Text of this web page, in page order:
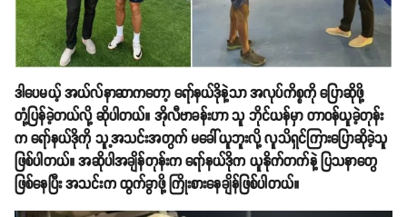
ဒါပေမယ့် အယ်လ်နာဆာကတော့ ရော်နယ်ဒိုနဲ့သာ အလုပ်ကိစ္စကို ပြောဆိုဖို့
တုံ့ပြန်ခဲ့တယ်လို့ ဆိုပါတယ်။ အိုလီဗာခန်းဟာ သူ ဘိုင်ယန်မှာ တာဝန်ယူခဲ့တုန်း
က ရော်နယ်ဒိုကို သူ့အသင်းအတွက် မခေါ်ယူဘူးလို့ လူသိရှင်ကြားပြောဆိုခဲ့သူ
ဖြစ်ပါတယ်။ အဆိုပါအချိန်တုန်းက ရော်နယ်ဒိုက ယူနိုက်တက်နဲ့ ပြသနာတွေ
ဖြစ်နေပြီး အသင်းက ထွက်ခွာဖို့ ကြိုးစားနေချိန်ဖြစ်ပါတယ်။